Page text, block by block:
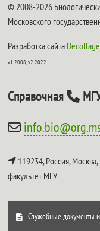
© 2008-2026
Московского
Разработка сайта
v1.2008, v2.2022
Справочная
119234, Россия,
факультет МГУ
Служебные документы